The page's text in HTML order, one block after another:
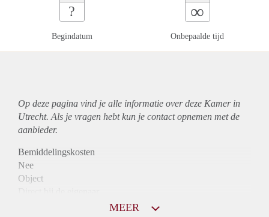
?
Begindatum
∞
Onbepaalde tijd
Op deze pagina vind je alle informatie over deze Kamer in
Utrecht. Als je vragen hebt kun je contact opnemen met de
aanbieder.
Bemiddelingskosten
Nee
Object
MEER